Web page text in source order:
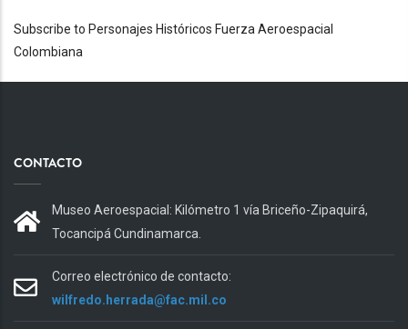
Subscribe to Personajes Históricos Fuerza Aeroespacial
Colombiana
CONTACTO
Museo Aeroespacial: Kilómetro 1 vía Briceño-Zipaquirá,
Tocancipá Cundinamarca.
Correo electrónico de contacto:
wilfredo.herrada@fac.mil.co